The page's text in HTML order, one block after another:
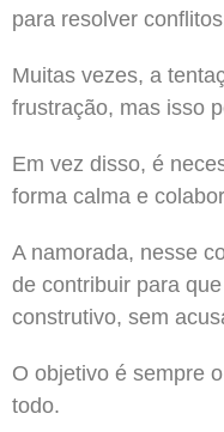
para resolver
Muitas vezes, a
frustração, mas isso
Em vez disso, é
forma calma e
A namorada, nesse
de contribuir para
construtivo, sem
O objetivo é sempre
todo.